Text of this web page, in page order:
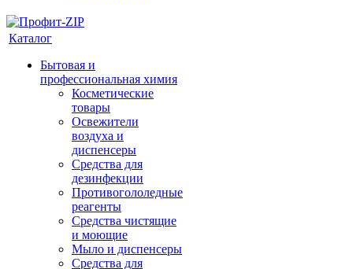
Каталог
Бытовая и
профессиональная химия
Косметические
товары
Освежители
воздуха и
диспенсеры
Средства для
дезинфекции
Противогололедные
реагенты
Средства чистящие
и моющие
Мыло и диспенсеры
Средства для